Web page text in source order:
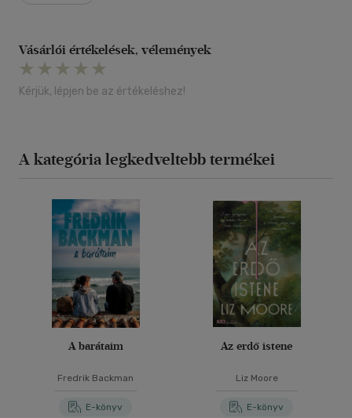
Vásárlói értékelések, vélemények
Kérjük, lépjen be az értékeléshez!
A kategória legkedveltebb termékei
A barátaim
Fredrik Backman
E-könyv
Az erdő istene
Liz Moore
E-könyv